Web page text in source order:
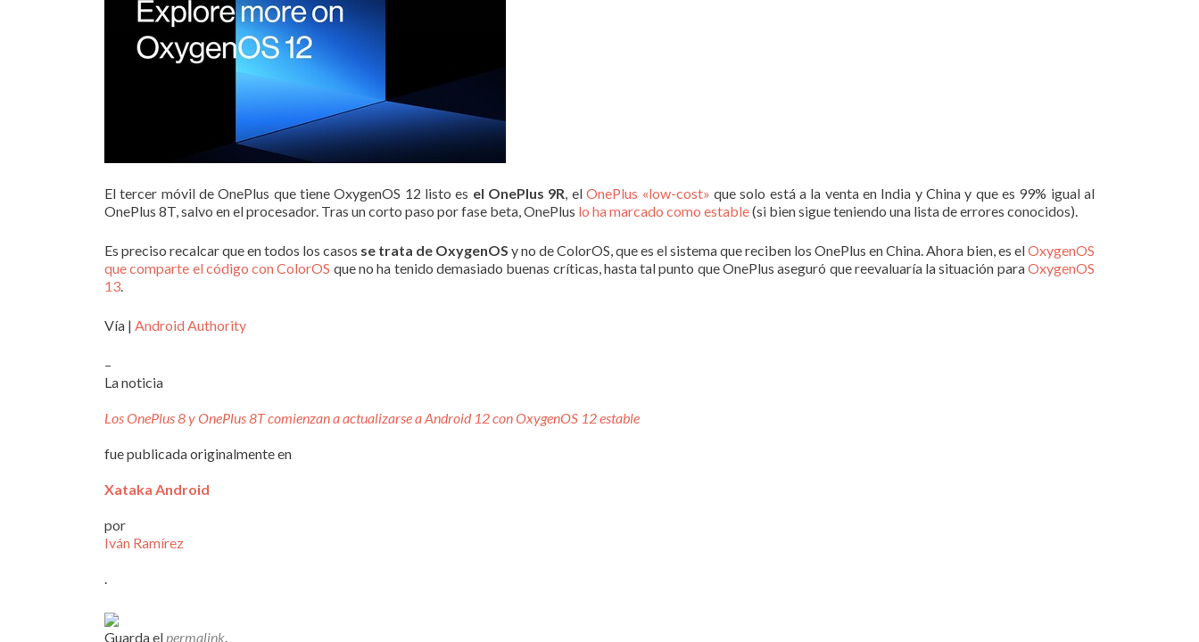
El tercer móvil de OnePlus que tiene OxygenOS 12 listo es el OnePlus 9R, elOnePlus «low-cost» que solo está a la venta en India y China y que es 99% igual al
OnePlus 8T, salvo en el procesador. Tras un corto paso por fase beta, OnePlus lo ha marcado como estable(si bien sigue teniendo una lista de errores conocidos).
Es preciso recalcar que en todos los casos se trata de OxygenOS y no de ColorOS, que es el sistema que reciben los OnePlus en China. Ahora bien, es elOxygenOS
que comparte el código con ColorOS que no ha tenido demasiado buenas críticas, hasta tal punto que OnePlus aseguró que reevaluaría la situación paraOxygenOS
13.
Vía | Android Authority
–
La noticia
Los OnePlus 8 y OnePlus 8T comienzan a actualizarse a Android 12 con OxygenOS 12 estable
fue publicada originalmente en
Xataka Android
por
Iván Ramírez
.
Guarda elpermalink.